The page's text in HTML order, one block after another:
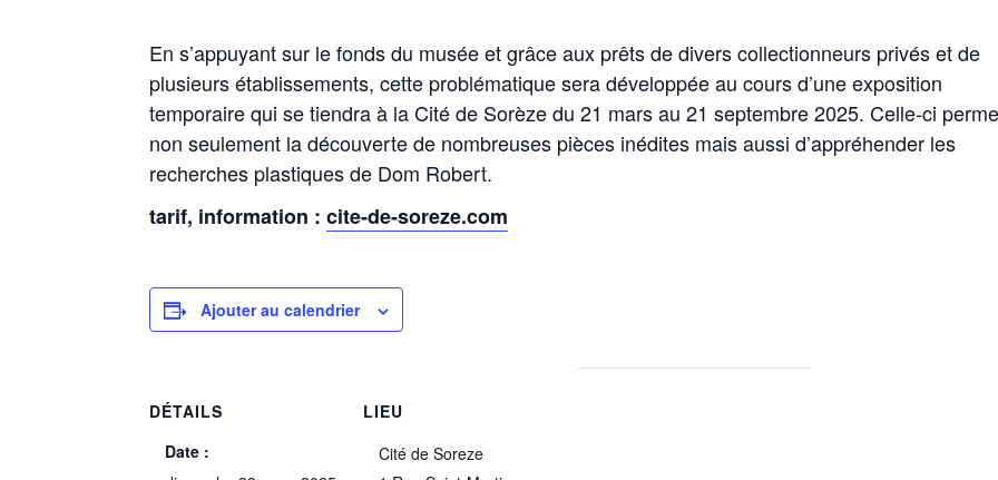
En s’appuyant sur le fonds du musée et grâce aux prêts de divers collectionneurs privés et de
plusieurs établissements, cette problématique sera développée au cours d’une exposition
temporaire qui se tiendra à la Cité de Sorèze du 21 mars au 21 septembre 2025. Celle-ci
non seulement la découverte de nombreuses pièces inédites mais aussi d’appréhender les
recherches plastiques de Dom Robert.
tarif, information :cite-de-soreze.com
Ajouter au calendrier
DÉTAILS
Date :
LIEU
Cité de Soreze